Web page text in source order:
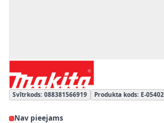
Svītrkods: 088381566919 Produkta kods: E-05402
Nav pieejams